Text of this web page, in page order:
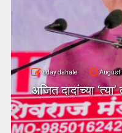
uday dahale August
अजित दादांच्या